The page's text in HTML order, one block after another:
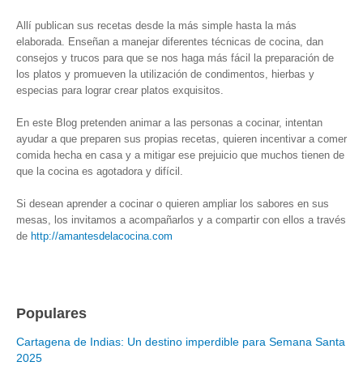
Allí publican sus recetas desde la más simple hasta la más
elaborada. Enseñan a manejar diferentes técnicas de cocina, dan
consejos y trucos para que se nos haga más fácil la preparación de
los platos y promueven la utilización de condimentos, hierbas y
especias para lograr crear platos exquisitos.
En este Blog pretenden animar a las personas a cocinar, intentan
ayudar a que preparen sus propias recetas, quieren incentivar a comer
comida hecha en casa y a mitigar ese prejuicio que muchos tienen de
que la cocina es agotadora y difícil.
Si desean aprender a cocinar o quieren ampliar los sabores en sus
mesas, los invitamos a acompañarlos y a compartir con ellos a través
de http://amantesdelacocina.com
Populares
Cartagena de Indias: Un destino imperdible para Semana Santa
2025